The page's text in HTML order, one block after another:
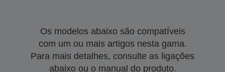
Os modelos abaixo são compatíveis
com um ou mais artigos nesta gama.
Para mais detalhes, consulte as ligações
abaixo ou o manual do produto.